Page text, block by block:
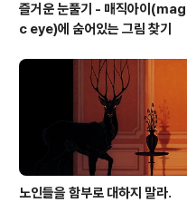
즐거운 눈풀기 - 매직아이(magi
c eye)에 숨어있는 그림 찾기
노인들을 함부로 대하지 말라.